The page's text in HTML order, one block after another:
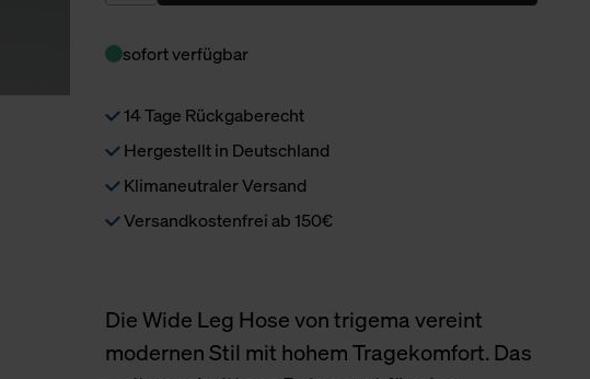
sofort verfügbar
14 Tage Rückgaberecht
Hergestellt in Deutschland
Klimaneutraler Versand
Versandkostenfrei ab 150€
Die Wide Leg Hose von trigema vereint
modernen Stil mit hohem Tragekomfort. Das